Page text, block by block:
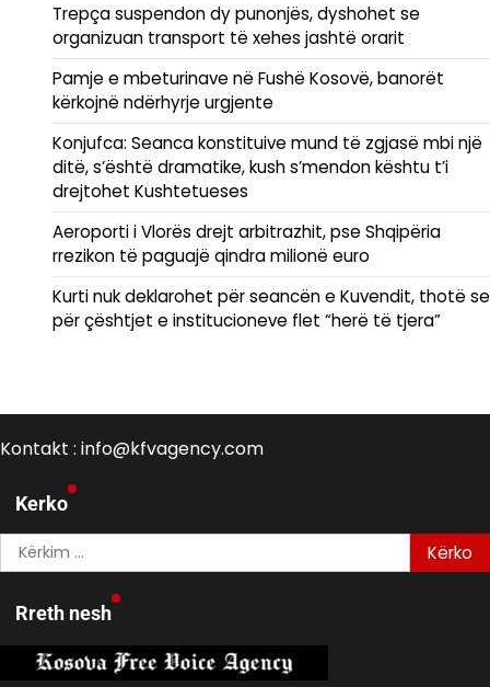
Trepça suspendon dy punonjës, dyshohet se
organizuan transport të xehes jashtë orarit
Pamje e mbeturinave në Fushë Kosovë, banorët
kërkojnë ndërhyrje urgjente
Konjufca: Seanca konstituive mund të zgjasë mbi një
ditë, s’është dramatike, kush s’mendon kështu t’i
drejtohet Kushtetueses
Aeroporti i Vlorës drejt arbitrazhit, pse Shqipëria
rrezikon të paguajë qindra milionë euro
Kurti nuk deklarohet për seancën e Kuvendit, thotë se
për çështjet e institucioneve flet “herë të tjera”
Kontakt : info@kfvagency.com
Kerko
Kërko
për:
Rreth nesh